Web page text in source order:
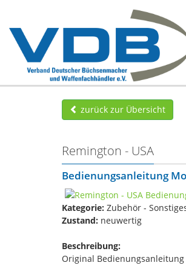
zurück zur Übersicht
Remington - USA
Bedienungsanleitung
Kategorie: Zubehör -
Zustand: neuwertig
Beschreibung:
Original